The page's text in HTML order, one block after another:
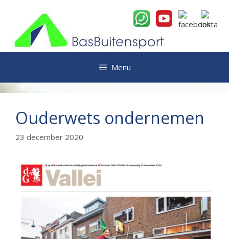
inhoud
Menu
Ouderwets ondernemen
23 december 2020